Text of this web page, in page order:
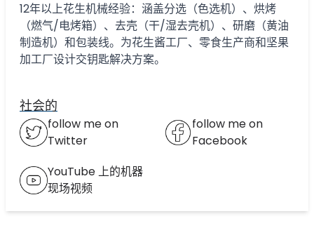
12年以上花生机械经验：涵盖分选（色选机）、烘烤
（燃气/电烤箱）、去壳（干/湿去壳机）、研磨（黄油
制造机）和包装线。为花生酱工厂、零食生产商和坚果
加工厂设计交钥匙解决方案。
社会的
follow me on
Twitter
follow me on
Facebook
YouTube 上的机器
现场视频